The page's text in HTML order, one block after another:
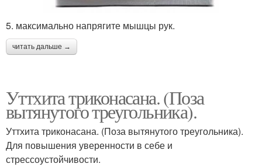
5. максимально напрягите мышцы рук.
читать дальше →
Уттхита триконасана. (Поза
вытянутого треугольника).
Уттхита триконасана. (Поза вытянутого треугольника).
Для повышения уверенности в себе и
стрессоустойчивости.